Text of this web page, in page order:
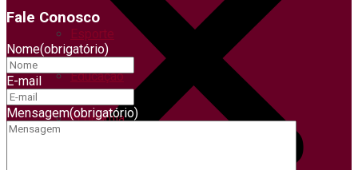
Esporte
Educação
Economia
Fale Conosco
Nome(obrigatório)
E-mail
Mensagem(obrigatório)